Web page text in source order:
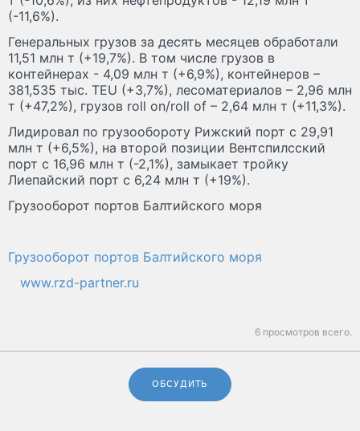
(-11,6%).
Генеральных грузов за десять месяцев обработали
11,51 млн т (+19,7%). В том числе грузов в
контейнерах - 4,09 млн т (+6,9%), контейнеров –
381,535 тыс. TEU (+3,7%), лесоматериалов – 2,96 млн
т (+47,2%), грузов roll on/roll of – 2,64 млн т (+11,3%).
Лидировал по грузообороту Рижский порт с 29,91
млн т (+6,5%), на второй позиции Вентспилсский
порт с 16,96 млн т (-2,1%), замыкает тройку
Лиепайский порт с 6,24 млн т (+19%).
Грузооборот портов Балтийского моря
Грузооборот портов Балтийского моря
www.rzd-partner.ru
6 просмотров всего.
ОБСУДИТЬ